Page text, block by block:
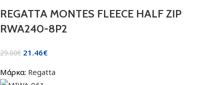
REGATTA MONTES FLEECE HALF ZIP
RWA240-8P2
29.00€ 21.46€
Μάρκα: Regatta